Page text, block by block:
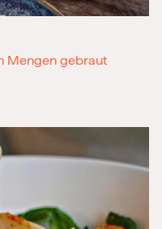
Mengen gebraut